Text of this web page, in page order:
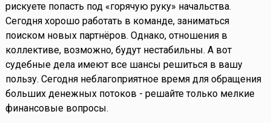
рискуете попасть под «горячую руку» начальства.
Сегодня хорошо работать в команде, заниматься
поиском новых партнёров. Однако, отношения в
коллективе, возможно, будут нестабильны. А вот
судебные дела имеют все шансы решиться в вашу
пользу. Сегодня неблагоприятное время для обращения
больших денежных потоков - решайте только мелкие
финансовые вопросы.